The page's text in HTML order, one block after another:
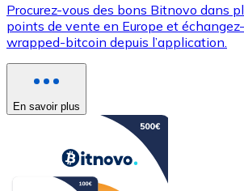
Procurez-vous des bons Bitnovo dans
points de vente en Europe et
wrapped-bitcoin depuis l’application.
En savoir plus